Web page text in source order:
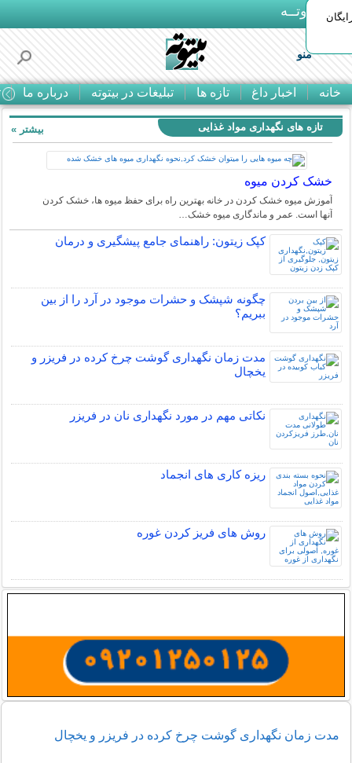
بـیتوتــه
منو
خانه اخبار داغ تازه ها تبلیغات در بیتوته درباره ما
تازه های نگهداری مواد غذایی
خشک کردن میوه
آموزش میوه خشک کردن در خانه بهترین راه برای حفظ میوه ها، خشک کردن
آنها است. عمر و ماندگاری میوه خشک…
کپک زیتون: راهنمای جامع پیشگیری و درمان
چگونه شپشک و حشرات موجود در آرد را از بین
ببریم؟
مدت زمان نگهداری گوشت چرخ کرده در فریزر و
یخچال
نکاتی مهم در مورد نگهداری نان در فریزر
ریزه کاری های انجماد
روش های فریز کردن غوره
بیشتر »
مدت زمان نگهداری گوشت چرخ کرده در فریزر و یخچال